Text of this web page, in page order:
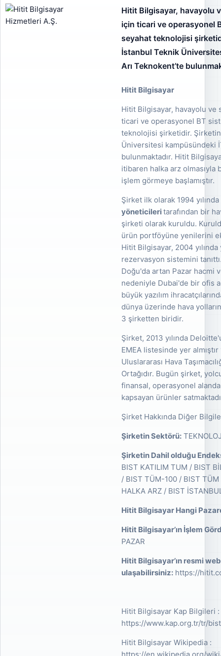
Hitit Bilgisayar, havayolu
için ticari ve operasyonel
seyahat teknolojisi
İstanbul Teknik
Arı Teknokent’te
Hitit Bilgisayar
Hitit Bilgisayar, havayolu
ticari ve operasyonel BT
teknolojisi şirketidir.
Üniversitesi kampüsündeki
bulunmaktadır. Hitit
itibaren halka arz olmasıyla
işlem görmeye başlamıştır.
Şirket ilk olarak 1994 yılında
yöneticileritarafından bir
şirketi olarak kuruldu.
ürün portföyüne yenilerini
Hitit Bilgisayar, 2004
rezervasyon sistemini
Doğu'da artan Pazar hacmi
nedeniyle Dubai'de bir ofis
büyük yazılım
dünya üzerinde hava
3 şirketten biridir.
Şirket, 2013 yılında
EMEA listesinde yer almıştır
Uluslararası Hava
Ortağıdır. Bugün şirket,
finansal, operasyonel
kapsayan ürünler
Şirket Hakkında Diğer
Şirketin Sektörü:
Şirketin Dahil olduğu
BIST KATILIM TUM / BIST
/ BIST TÜM-100 / BIST
HALKA ARZ / BIST
Hitit Bilgisayar Hangi
Hitit Bilgisayar’ın İşlem
PAZAR
Hitit Bilgisayar’ın resmi
ulaşabilirsiniz: https://
Hitit Bilgisayar Kap Bilgileri :
https://www.kap.org.tr/tr/
Hitit Bilgisayar Wikipedia :